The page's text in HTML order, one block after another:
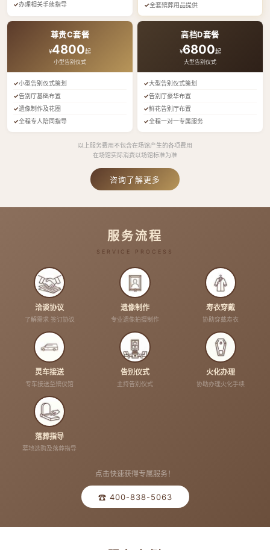
办理相关手续指导
全套殡葬用品提供
尊贵C套餐
¥4800起
小型告别仪式
小型告别仪式策划
告别厅基础布置
遗像制作及花圈
全程专人陪同指导
高档D套餐
¥6800起
大型告别仪式
大型告别仪式策划
告别厅豪华布置
鲜花告别厅布置
全程一对一专属服务
以上服务费用不包含在场馆产生的各项费用
在场馆实际消费以场馆标准为准
咨询了解更多
服务流程
SERVICE PROCESS
洽谈协议
了解需求 签订协议
遗像制作
专业遗像拍摄制作
寿衣穿戴
协助穿戴寿衣
灵车接送
专车接送至殡仪馆
告别仪式
主持告别仪式
火化办理
协助办理火化手续
落葬指导
墓地选购及落葬指导
点击快速获得专属服务！
☎ 400-838-5063